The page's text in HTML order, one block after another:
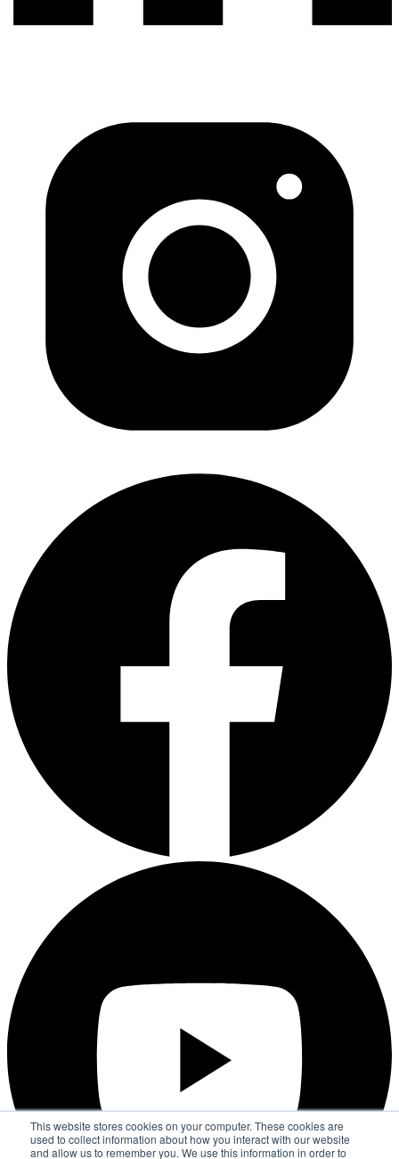
This website stores cookies on your computer. These cookies are
used to collect information about how you interact with our website
and allow us to remember you. We use this information in order to